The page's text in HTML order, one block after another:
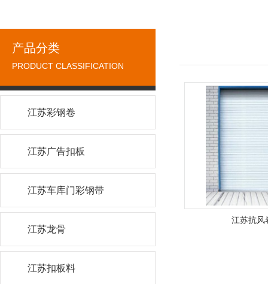
江苏抗风
产品分类
PRODUCT CLASSIFICATION
江苏彩钢卷
江苏广告扣板
江苏车库门彩钢带
江苏龙骨
江苏扣板料